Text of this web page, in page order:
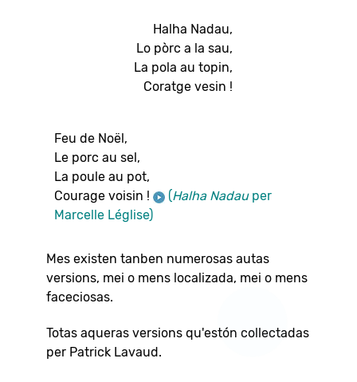
Halha Nadau,
Lo pòrc a la sau,
La pola au topin,
Coratge vesin !
Feu de Noël,
Le porc au sel,
La poule au pot,
Courage voisin !
(Halha Nadauper
Marcelle Léglise)
Mes existen tanben numerosas autas
versions, mei o mens localizada, mei o mens
faceciosas.
Totas aqueras versions qu'estón collectadas
per Patrick Lavaud.